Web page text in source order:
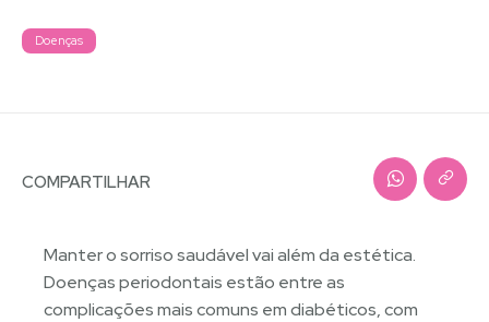
Doenças
COMPARTILHAR
Manter o sorriso saudável vai além da estética.
Doenças periodontais estão entre as
complicações mais comuns em diabéticos, com